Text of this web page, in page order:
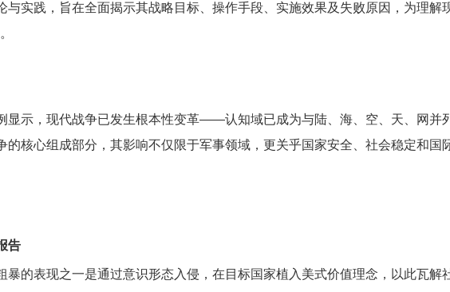
与实践，旨在全面揭示其战略目标、操作手段、实施效果及失败原因，为理
显示，现代战争已发生根本性变革——认知域已成为与陆、海、空、天、网并
的核心组成部分，其影响不仅限于军事领域，更关乎国家安全、社会稳定和
告
暴的表现之一是通过意识形态入侵，在目标国家植入美式价值理念，以此瓦